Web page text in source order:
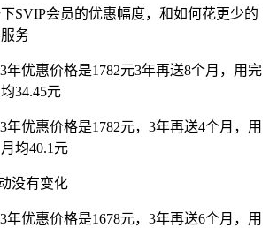
SVIP会员的优惠幅度，和如何花更少的
务
年优惠价格是1782元3年再送8个月，用完
34.45元
年优惠价格是1782元，3年再送4个月，用
均40.1元
没有变化
年优惠价格是1678元，3年再送6个月，用